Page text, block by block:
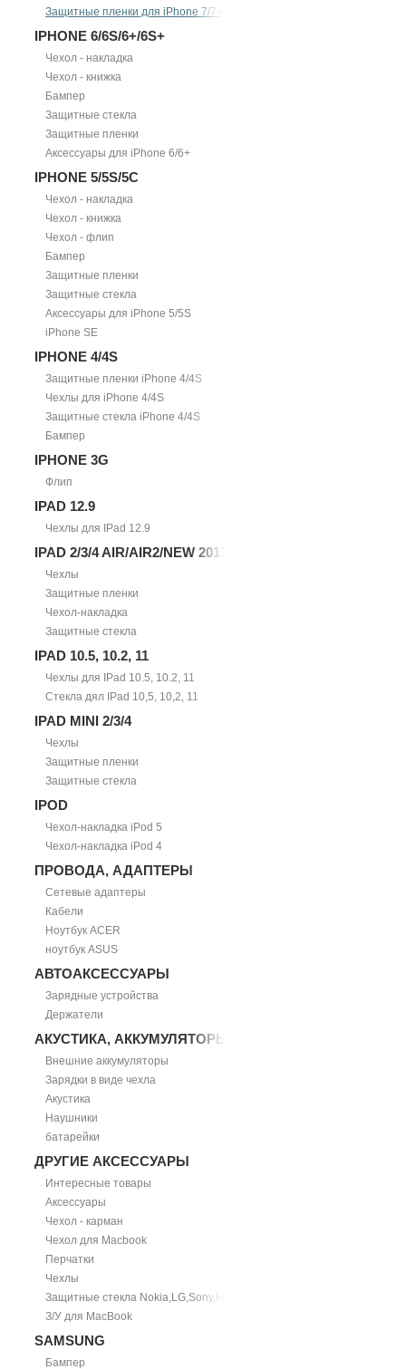
Защитные пленки для iPhone 7/7+
IPHONE 6/6S/6+/6S+
Чехол - накладка
Чехол - книжка
Бампер
Защитные стекла
Защитные пленки
Аксессуары для iPhone 6/6+
IPHONE 5/5S/5С
Чехол - накладка
Чехол - книжка
Чехол - флип
Бампер
Защитные пленки
Защитные стекла
Аксессуары для iPhone 5/5S
iPhone SE
IPHONE 4/4S
Защитные пленки iPhone 4/4S
Чехлы для iPhone 4/4S
Защитные стекла iPhone 4/4S
Бампер
IPHONE 3G
Флип
IPAD 12.9
Чехлы для IPad 12.9
IPAD 2/3/4 AIR/AIR2/NEW 2017
Чехлы
Защитные пленки
Чехол-накладка
Защитные стекла
IPAD 10.5, 10.2, 11
Чехлы для IPad 10.5, 10.2, 11
Стекла дял IPad 10,5, 10,2, 11
IPAD MINI 2/3/4
Чехлы
Защитные пленки
Защитные стекла
IPOD
Чехол-накладка iPod 5
Чехол-накладка iPod 4
ПРОВОДА, АДАПТЕРЫ
Сетевые адаптеры
Кабели
Ноутбук ACER
ноутбук ASUS
АВТОАКСЕССУАРЫ
Зарядные устройства
Держатели
АКУСТИКА, АККУМУЛЯТОРЫ
Внешние аккумуляторы
Зарядки в виде чехла
Акустика
Наушники
батарейки
ДРУГИЕ АКСЕССУАРЫ
Интересные товары
Аксессуары
Чехол - карман
Чехол для Macbook
Перчатки
Чехлы
Защитные стекла Nokia,LG,Sony,HTC
З/У для MacBook
SAMSUNG
Бампер